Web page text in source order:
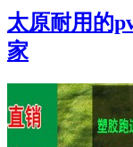
太原耐用的
家